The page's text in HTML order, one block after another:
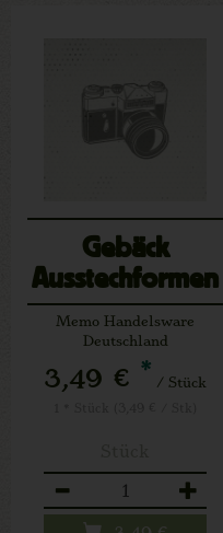
Gebäck
Ausstechformen
Weihnachten
6er Set
Memo Handelsware
Deutschland
3,49 € * / Stück